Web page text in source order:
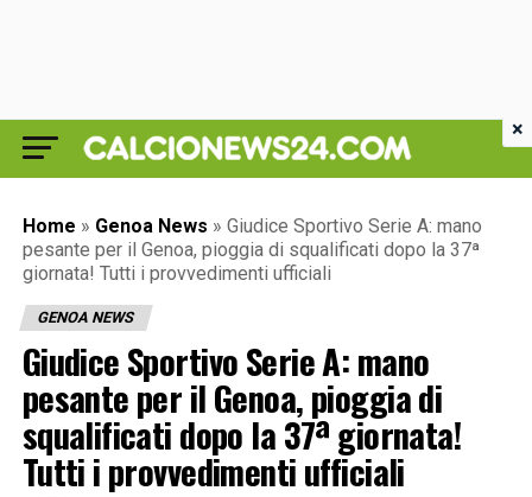
Home » Genoa News » Giudice Sportivo Serie A: mano
pesante per il Genoa, pioggia di squalificati dopo la 37ª
giornata! Tutti i provvedimenti ufficiali
GENOA NEWS
Giudice Sportivo Serie A: mano
pesante per il Genoa, pioggia di
squalificati dopo la 37ª giornata!
Tutti i provvedimenti ufficiali
×